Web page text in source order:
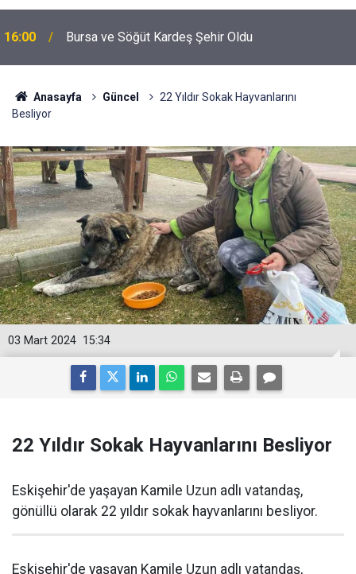
16:00 Bursa ve Söğüt Kardeş Şehir Oldu
Anasayfa Güncel
22 Yıldır Sokak Hayvanlarını
Besliyor
15:34
03 Mart 2024
22 Yıldır Sokak Hayvanlarını Besliyor
Eskişehir'de yaşayan Kamile Uzun adlı vatandaş,
gönüllü olarak 22 yıldır sokak hayvanlarını besliyor.
Eskişehir'de yaşayan Kamile Uzun adlı vatandaş,